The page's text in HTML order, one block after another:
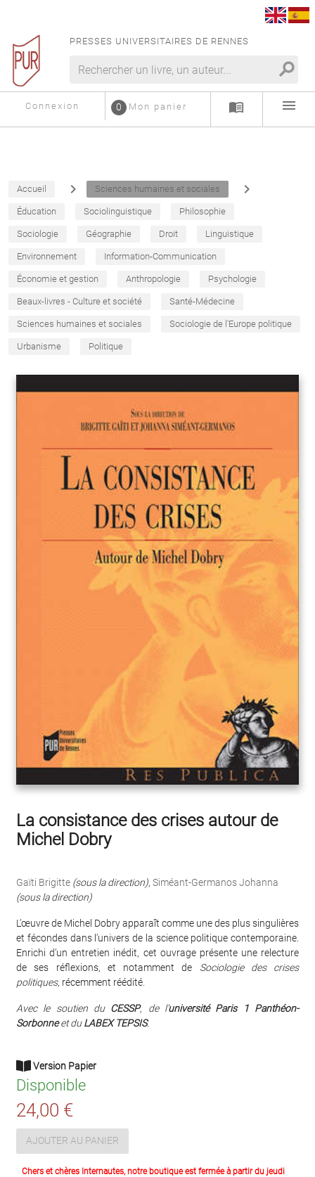
PRESSES UNIVERSITAIRES DE RENNES
search
Connexion Mon panier
0 menu_book menu
Accueil navigate_next Sciences humaines et sociales navigate_next
Éducation Sociolinguistique Philosophie
Sociologie Géographie Droit Linguistique
Environnement Information-Communication
Économie et gestion Anthropologie Psychologie
Beaux-livres - Culture et société Santé-Médecine
Sciences humaines et sociales Sociologie de l'Europe politique
Urbanisme Politique
La consistance des crises autour de
Michel Dobry
Gaïti Brigitte (sous la direction), Siméant-Germanos Johanna
(sous la direction)
L’œuvre de Michel Dobry apparaît comme une des plus singulières
et fécondes dans l’univers de la science politique contemporaine.
Enrichi d’un entretien inédit, cet ouvrage présente une relecture
de ses réflexions, et notamment de Sociologie des crises
politiques, récemment réédité.
Avec le soutien du CESSP, de l’université Paris 1 Panthéon-
Sorbonneet duLABEX TEPSIS.
Version Papier
Disponible
24,00 €
AJOUTER AU PANIER
Chers et chères Internautes, notre boutique est fermée à partir du jeudi